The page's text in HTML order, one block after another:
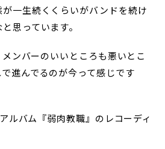
一生続くくらいがバンドを続け
思っています。
ンバーのいいところも悪いとこ
進んでるのが今って感じです
ルバム『弱肉教職』のレコーディ